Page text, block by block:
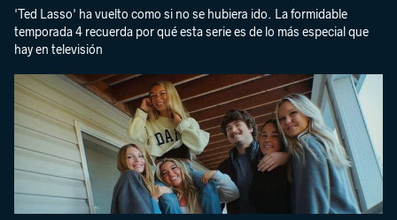
'Ted Lasso' ha vuelto como si no se hubiera ido. La formidable
temporada 4 recuerda por qué esta serie es de lo más especial que
hay en televisión